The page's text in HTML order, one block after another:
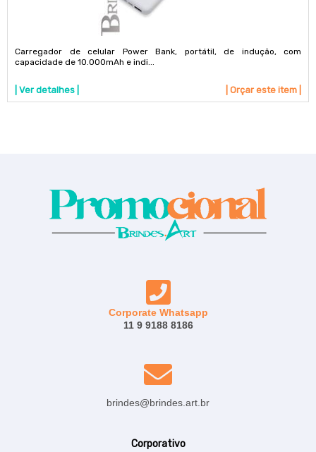
Carregador de celular Power Bank, portátil, de indução, com
capacidade de 10.000mAh e indi...
| Ver detalhes | | Orçar este item |
Corporate Whatsapp
11 9 9188 8186
brindes@brindes.art.br
Corporativo